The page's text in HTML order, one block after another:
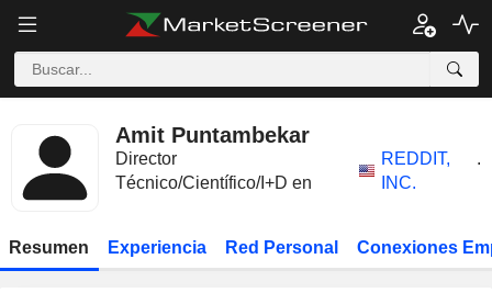
Amit Puntambekar
Director
Técnico/Científico/I+D en
REDDIT,
INC.
.
Resumen Experiencia Red Personal Conexiones